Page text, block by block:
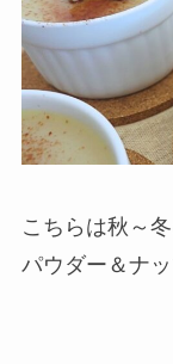
こちらは秋～
パウダー＆ナッ